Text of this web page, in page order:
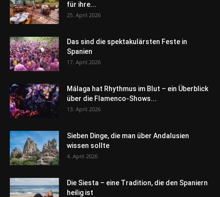
für ihre...
25. April 2026
Das sind die spektakulärsten Feste in
Spanien
17. April 2026
Málaga hat Rhythmus im Blut – ein Überblick
über die Flamenco-Shows...
13. April 2026
Sieben Dinge, die man über Andalusien
wissen sollte
4. April 2026
Die Siesta – eine Tradition, die den Spaniern
heilig ist